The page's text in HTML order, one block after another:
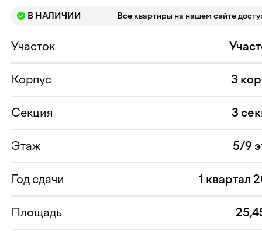
В НАЛИЧИИ Все квартиры на нашем сайте
Участок
Корпус 3
Секция 3
Этаж 5/9
Год сдачи 1 квартал
Площадь